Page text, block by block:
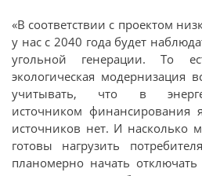
«В соответствии с проектом
у нас с 2040 года будет
угольной генерации. То
экологическая модернизация
учитывать, что в
источником финансирования
источников нет. И насколько
готовы нагрузить
планомерно начать